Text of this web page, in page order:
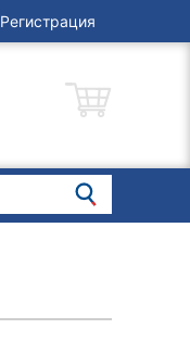
Регистрация